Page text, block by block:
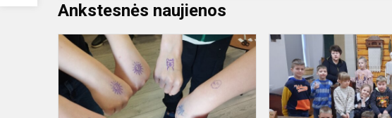
Ankstesnės naujienos
Išvyka
ir
terapijos